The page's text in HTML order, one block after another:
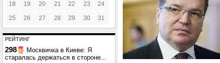
18 19 20 21 22 23 24
25 26 27 28 29 30 31
РЕЙТИНГ
298
Москвичка в Киеве: Я
старалась держаться в стороне...